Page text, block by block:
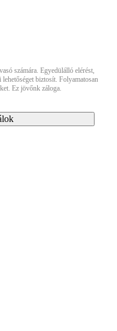
számára. Egyedülálló elérést,
lehetőséget biztosít. Folyamatosan
Ez jövőnk záloga.